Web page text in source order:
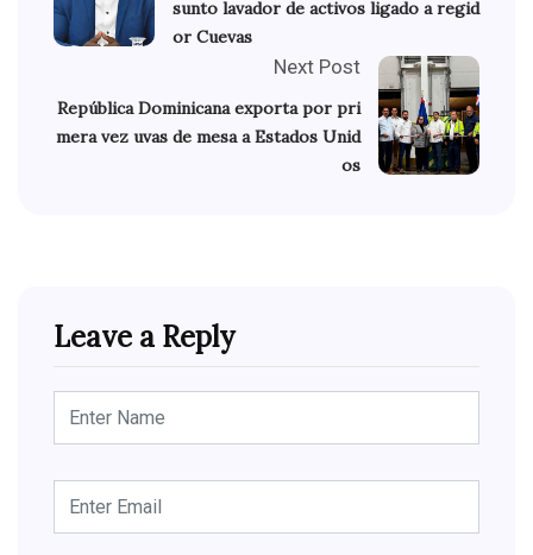
sunto lavador de activos ligado a regid
or Cuevas
Next Post
República Dominicana exporta por pri
mera vez uvas de mesa a Estados Unid
os
Leave a Reply